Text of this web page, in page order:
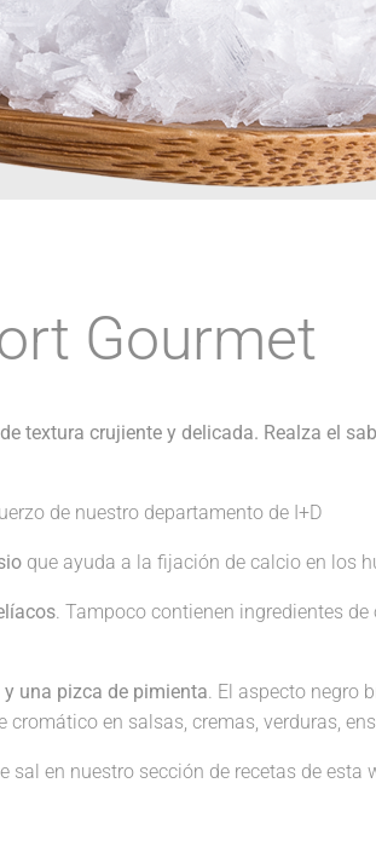
Gourmet
textura crujiente y delicada. Realza el
de nuestro departamento de I+D
que ayuda a la fijación de calcio en los
. Tampoco contienen ingredientes
una pizca de pimienta. El aspecto negro
en salsas, cremas, verduras,
en nuestro sección de recetas de esta